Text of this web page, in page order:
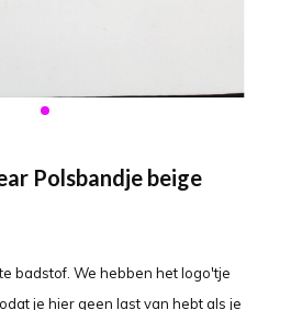
Polsbandje beige
badstof. We hebben het logo'tje
je hier geen last van hebt als je